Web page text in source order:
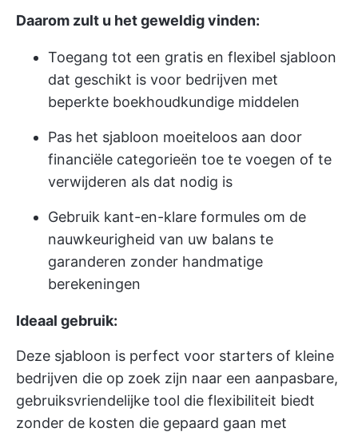
Daarom zult u het geweldig vinden:
Toegang tot een gratis en flexibel sjabloon
dat geschikt is voor bedrijven met
beperkte boekhoudkundige middelen
Pas het sjabloon moeiteloos aan door
financiële categorieën toe te voegen of te
verwijderen als dat nodig is
Gebruik kant-en-klare formules om de
nauwkeurigheid van uw balans te
garanderen zonder handmatige
berekeningen
Ideaal gebruik:
Deze sjabloon is perfect voor starters of kleine
bedrijven die op zoek zijn naar een aanpasbare,
gebruiksvriendelijke tool die flexibiliteit biedt
zonder de kosten die gepaard gaan met